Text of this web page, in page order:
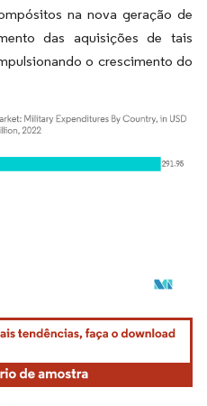
na nova geração de
das aquisições de tais
o crescimento do
requer atribuição conforme CC BY 4.0.